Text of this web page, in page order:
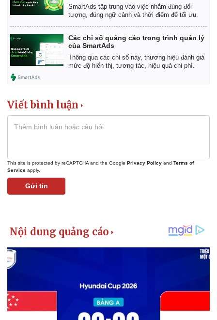
Kinh tế
Bất động sản
Khởi nghiệp
Thị trường
Giá vàng
SmartAds tập trung vào việc nhắm đúng đối
tượng, đúng ngữ cảnh và thời điểm để tối ưu.
Các chỉ số quảng cáo trong trình quản lý
của SmartAds
Thông qua các chỉ số này, thương hiệu đánh giá
mức độ hiển thị, tương tác, hiệu quả chi phí.
Viết bình luận
This site is protected by reCAPTCHA and the Google Privacy Policy and Terms of
Service apply.
Gửi tin